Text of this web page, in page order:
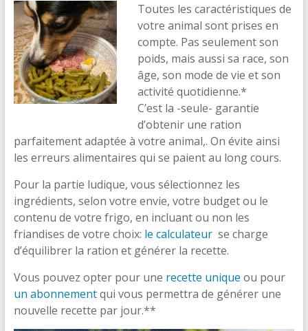
Toutes les caractéristiques de
votre animal sont prises en
compte. Pas seulement son
poids, mais aussi sa race, son
âge, son mode de vie et son
activité quotidienne.*
C’est la -seule- garantie
d’obtenir une ration
parfaitement adaptée à votre animal,. On évite ainsi
les erreurs alimentaires qui se paient au long cours.
Pour la partie ludique, vous sélectionnez les
ingrédients, selon votre envie, votre budget ou le
contenu de votre frigo, en incluant ou non les
friandises de votre choix: le calculateur se charge
d’équilibrer la ration et générer la recette.
Vous pouvez opter pour une recette unique ou pour
un abonnementqui vous permettra de générer une
nouvelle recette par jour.**